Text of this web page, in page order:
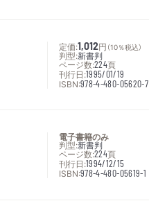
定価:1,012円 （10％税込）
判型:新書判
ページ数:224頁
刊行日:1995/01/19
ISBN:978-4-480-05620-7
電子書籍のみ
判型:新書判
ページ数:224頁
刊行日:1994/12/15
ISBN:978-4-480-05619-1